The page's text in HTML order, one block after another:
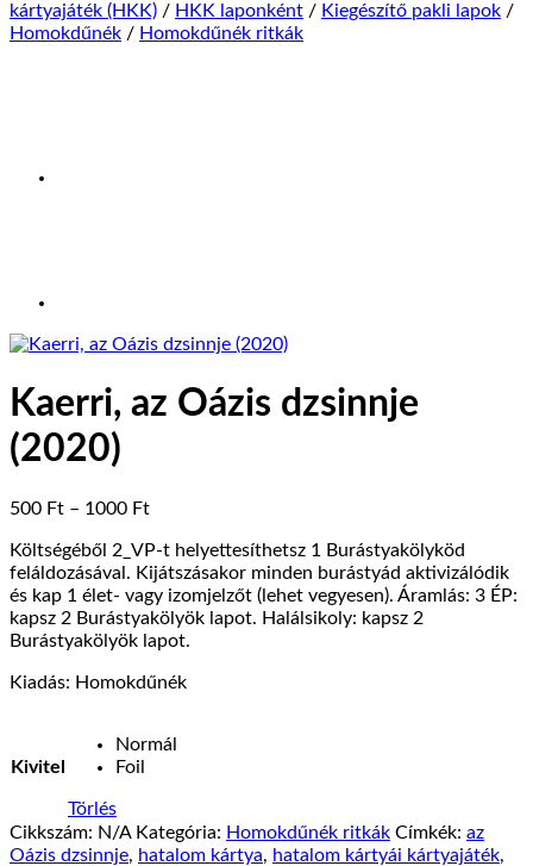
kártyajáték (HKK) / HKK laponként / Kiegészítő pakli lapok /
Homokdűnék / Homokdűnék ritkák
Kaerri, az Oázis dzsinnje
(2020)
500 Ft – 1000 FtÁrtartomány:
-
1000 Ft
Költségéből 2_VP-t helyettesíthetsz 1 Burástyakölyköd
feláldozásával. Kijátszásakor minden burástyád aktivizálódik
és kap 1 élet- vagy izomjelzőt (lehet vegyesen). Áramlás: 3 ÉP:
kapsz 2 Burástyakölyök lapot. Halálsikoly: kapsz 2
Burástyakölyök lapot.
Kiadás: Homokdűnék
Kivitel
Normál
Foil
Törlés
Cikkszám: N/A Kategória: Homokdűnék ritkák Címkék: az
Oázis dzsinnje, hatalom kártya, hatalom kártyái kártyajáték,